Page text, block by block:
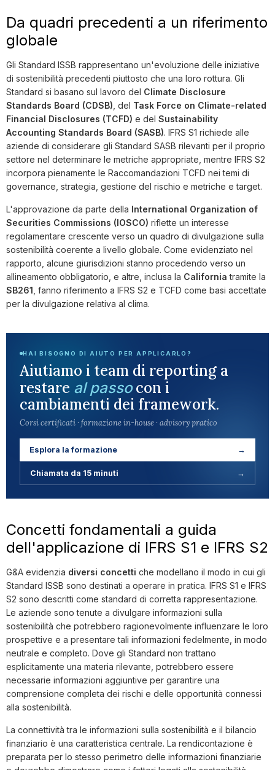
Da quadri precedenti a un riferimento
globale
Gli Standard ISSB rappresentano un'evoluzione delle iniziative
di sostenibilità precedenti piuttosto che una loro rottura. Gli
Standard si basano sul lavoro del Climate Disclosure
Standards Board (CDSB) , del Task Force on Climate-related
Financial Disclosures (TCFD) e del Sustainability
Accounting Standards Board (SASB). IFRS S1 richiede alle
aziende di considerare gli Standard SASB rilevanti per il proprio
settore nel determinare le metriche appropriate, mentre IFRS S2
incorpora pienamente le Raccomandazioni TCFD nei temi di
governance, strategia, gestione del rischio e metriche e target.
L'approvazione da parte della International Organization of
Securities Commissions (IOSCO) riflette un interesse
regolamentare crescente verso un quadro di divulgazione sulla
sostenibilità coerente a livello globale. Come evidenziato nel
rapporto, alcune giurisdizioni stanno procedendo verso un
allineamento obbligatorio, e altre, inclusa la California tramite la
SB261 , fanno riferimento a IFRS S2 e TCFD come basi accettate
per la divulgazione relativa al clima.
HAI BISOGNO DI AIUTO PER APPLICARLO?
Aiutiamo i team di reporting a
restare al passocon i
cambiamenti dei framework.
Corsi certificati · formazione in-house · advisory pratico
Esplora la formazione →
Chiamata da 15 minuti →
Concetti fondamentali a guida
dell'applicazione di IFRS S1 e IFRS S2
G&A evidenzia diversi concetti che modellano il modo in cui gli
Standard ISSB sono destinati a operare in pratica. IFRS S1 e IFRS
S2 sono descritti come standard di corretta rappresentazione.
Le aziende sono tenute a divulgare informazioni sulla
sostenibilità che potrebbero ragionevolmente influenzare le loro
prospettive e a presentare tali informazioni fedelmente, in modo
neutrale e completo. Dove gli Standard non trattano
esplicitamente una materia rilevante, potrebbero essere
necessarie informazioni aggiuntive per garantire una
comprensione completa dei rischi e delle opportunità connessi
alla sostenibilità.
La connettività tra le informazioni sulla sostenibilità e il bilancio
finanziario è una caratteristica centrale. La rendicontazione è
preparata per lo stesso perimetro delle informazioni finanziarie